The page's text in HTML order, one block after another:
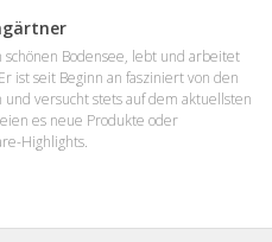
schönen Bodensee, lebt und arbeitet
ist seit Beginn an fasziniert von den
versucht stets auf dem aktuellsten
es neue Produkte oder
Highlights.